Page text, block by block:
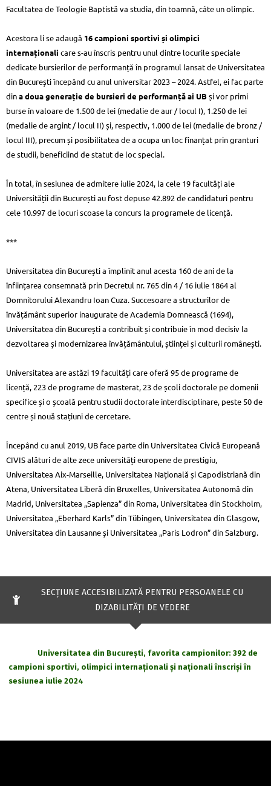
Facultatea de Teologie Baptistă va studia, din toamnă, câte un olimpic.
Acestora li se adaugă 16campioni sportivi și olimpici
internaționali care s-au înscris pentru unul dintre locurile speciale
dedicate bursierilor de performanță în programul lansat de Universitatea
din București începând cu anul universitar 2023 – 2024. Astfel, ei fac parte
dina doua generație de bursieri de performanță ai UBși vor primi
burse în valoare de 1.500 de lei (medalie de aur / locul I), 1.250 de lei
(medalie de argint / locul II) și, respectiv, 1.000 de lei (medalie de bronz /
locul III), precum și posibilitatea de a ocupa un loc finanțat prin granturi
de studii, beneficiind de statut de loc special.
În total, în sesiunea de admitere iulie 2024, la cele 19 facultăți ale
Universității din București au fost depuse 42.892 de candidaturi pentru
cele 10.997 de locuri scoase la concurs la programele de licență.
***
Universitatea din București a împlinit anul acesta 160 de ani de la
înființarea consemnată prin Decretul nr. 765 din 4 / 16 iulie 1864 al
Domnitorului Alexandru Ioan Cuza. Succesoare a structurilor de
învățământ superior inaugurate de Academia Domnească (1694),
Universitatea din București a contribuit și contribuie în mod decisiv la
dezvoltarea și modernizarea învățământului, științei și culturii românești.
Universitatea are astăzi 19 facultăți care oferă 95 de programe de
licență, 223 de programe de masterat, 23 de școli doctorale pe domenii
specifice și o școală pentru studii doctorale interdisciplinare, peste 50 de
centre și nouă stațiuni de cercetare.
Începând cu anul 2019, UB face parte din Universitatea Civică Europeană
CIVIS alături de alte zece universități europene de prestigiu,
Universitatea Aix-Marseille, Universitatea Națională și Capodistriană din
Atena, Universitatea Liberă din Bruxelles, Universitatea Autonomă din
Madrid, Universitatea „Sapienza” din Roma, Universitatea din Stockholm,
Universitatea „Eberhard Karls” din Tübingen, Universitatea din Glasgow,
Universitatea din Lausanne și Universitatea „Paris Lodron” din Salzburg.
SECŢIUNE ACCESIBILIZATĂ PENTRU PERSOANELE CU
DIZABILITĂŢI DE VEDERE
Universitatea din București, favorita campionilor: 392 de
campioni sportivi, olimpici internaționali și naționali înscriși în
sesiunea iulie 2024